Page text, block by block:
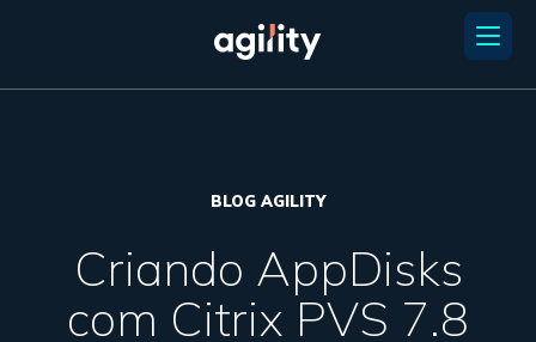
BLOG AGILITY
Criando AppDisks
com Citrix PVS 7.8